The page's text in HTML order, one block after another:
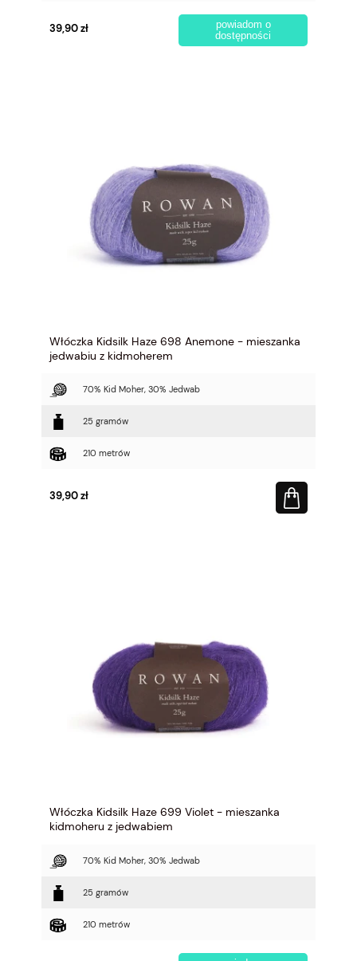
39,90 zł
powiadom o
dostępności
Włóczka Kidsilk Haze 698 Anemone - mieszanka
jedwabiu z kidmoherem
70% Kid Moher, 30% Jedwab
25 gramów
210 metrów
39,90 zł
Włóczka Kidsilk Haze 699 Violet - mieszanka
kidmoheru z jedwabiem
70% Kid Moher, 30% Jedwab
25 gramów
210 metrów